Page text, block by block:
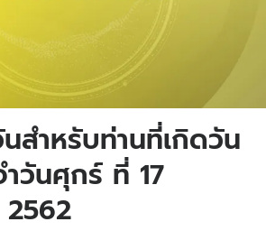
สำหรับท่านที่เกิดวัน
วันศุกร์ ที่ 17